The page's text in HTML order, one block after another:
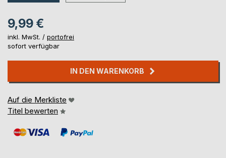
9,99 €
inkl. MwSt. / portofrei
sofort verfügbar
IN DEN WARENKORB
Auf die Merkliste
Titel bewerten